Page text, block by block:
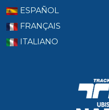
ESPAÑOL
FRANÇAIS
ITALIANO